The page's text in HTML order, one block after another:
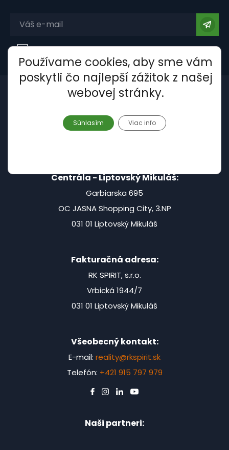
Súhlasím so spracovanímosobných údajov.
Centrála - Liptovský Mikuláš:
Garbiarska 695
OC JASNA Shopping City, 3.NP
031 01 Liptovský Mikuláš
Fakturačná adresa:
RK SPIRIT, s.r.o.
Vrbická 1944/7
031 01 Liptovský Mikuláš
Všeobecný kontakt:
E-mail: reality@rkspirit.sk
Telefón: +421 915 797 979
Naši partneri:
Používame cookies, aby sme vám
poskytli čo najlepší zážitok z našej
webovej stránky.
Súhlasím Viac info